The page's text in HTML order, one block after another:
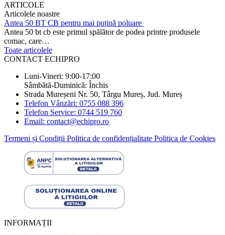
ARTICOLE
Articolele noastre
Antea 50 BT CB pentru mai puțină poluare
Antea 50 bt cb este primul spălător de podea printre produsele
comac, care…
Toate articolele
CONTACT ECHIPRO
Luni-Vineri: 9:00-17:00
Sâmbătă-Duminică: Închis
Strada Mureșeni Nr. 50, Târgu Mureș, Jud. Mureș
Telefon Vânzări: 0755 088 396
Telefon Service: 0744 519 760
Email: contact@echipro.ro
Termeni și Condiții Politica de confidențialitate Politica de Cookies
INFORMAȚII